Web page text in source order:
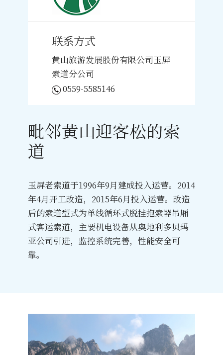
联系方式
黄山旅游发展股份有限公司玉屏
索道分公司
0559-5585146
毗邻黄山迎客松的索
道
玉屏老索道于1996年9月建成投入运营。2014
年4月开工改造，2015年6月投入运营。改造
后的索道型式为单线循环式脱挂抱索器吊厢
式客运索道，主要机电设备从奥地利多贝玛
亚公司引进，监控系统完善，性能安全可
靠。